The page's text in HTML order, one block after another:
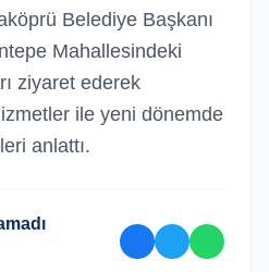
Belediye Başkanı
Mahallesindeki
ziyaret ederek
ile yeni dönemde
anlattı.